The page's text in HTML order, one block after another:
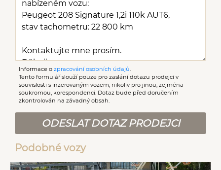
Informace o zpracování osobních údajů
Tento formulář slouží pouze pro zaslání dotazu prodejci v
souvislosti s inzerovaným vozem, nikoliv pro jinou, zejména
soukromou, korespondenci. Dotaz bude před doručením
zkontrolován na závadný obsah.
ODESLAT DOTAZ PRODEJCI
Podobné vozy